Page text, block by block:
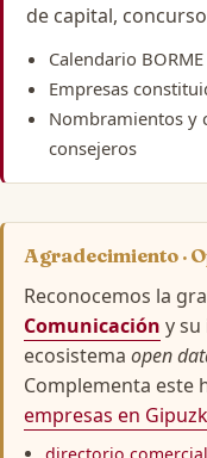
de capital,
Calendario
Empresas
Nombramientos y
consejeros
Agradecimiento ·
Reconocemos la
Comunicación y
ecosistema open
Complementa este
empresas en
directorio